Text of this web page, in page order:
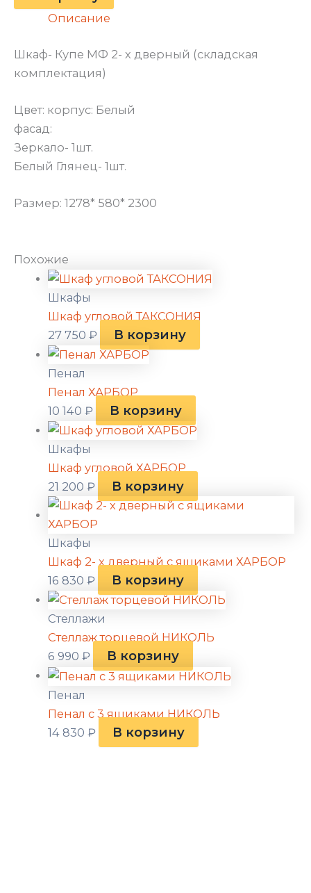
Описание
Шкаф- Купе МФ 2- х дверный (складская
комплектация)
Цвет: корпус: Белый
фасад:
Зеркало- 1шт.
Белый Глянец- 1шт.
Размер: 1278* 580* 2300
Похожие
Шкафы
Шкаф угловой ТАКСОНИЯ
27 750₽ В корзину
Пенал
Пенал ХАРБОР
10 140₽ В корзину
Шкафы
Шкаф угловой ХАРБОР
21 200₽ В корзину
Шкафы
Шкаф 2- х дверный с ящиками ХАРБОР
16 830₽ В корзину
Стеллажи
Стеллаж торцевой НИКОЛЬ
6 990₽ В корзину
Пенал
Пенал с 3 ящиками НИКОЛЬ
14 830₽ В корзину